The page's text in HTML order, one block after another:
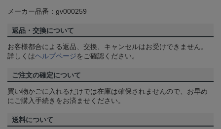
メーカー品番：gv000259
返品・交換について
お客様都合による返品、交換、キャンセルはお受けできません。
詳しくはヘルプページをご確認ください。
ご注文の確定について
買い物かごに入れるだけでは在庫は確保されませんので、お早め
にご購入手続きをお済ませください。
送料について